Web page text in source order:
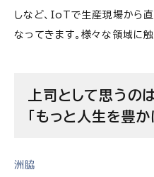
しなど、IoTで生産現場から
なってきます。様々な領域に
上司として思うのは
「もっと人生を豊
洲脇